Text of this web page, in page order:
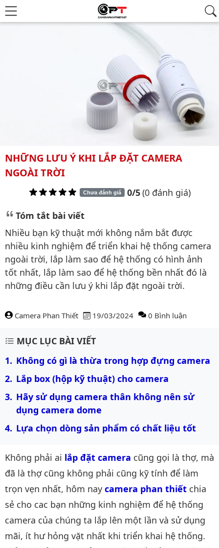
NHỮNG LƯU Ý KHI LẮP ĐẶT CAMERA
NGOÀI TRỜI
Chưa đánh giá 0/5(0 đánh giá)
Tóm tắt bài viết
Nhiều bạn kỹ thuật mới không nắm bắt được
nhiều kinh nghiệm để triển khai hệ thống camera
ngoài trời, lắp làm sao để hệ thống có hình ảnh
tốt nhất, lắp làm sao để hệ thống bền nhất đó là
những điều cần lưu ý khi lắp đặt ngoài trời.
Camera Phan Thiết 19/03/2024 0 Bình luận
Nội dung bài viết
MỤC LỤC BÀI VIẾT
Không có gì là thừa trong hợp đựng camera
Lắp box (hộp kỹ thuật) cho camera
Hãy sử dụng camera thân không nên sử
dụng camera dome
Lựa chọn dòng sản phẩm có chất liệu tốt
Không phải ai lắp đặt camera cũng gọi là thợ, mà
đã là thợ cũng không phải cũng kỹ tính để làm
trọn vẹn nhất, hôm nay camera phan thiết chia
sẻ cho cac bạn những kinh nghiệm để hệ thống
camera của chúng ta lắp lên một lần và sử dụng
mãi, ít hư hỏng vặt nhất khi triển khai hệ thống.